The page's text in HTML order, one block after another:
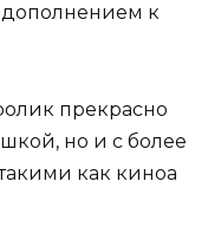
дополнением к
прекрасно
но и с более
как киноа